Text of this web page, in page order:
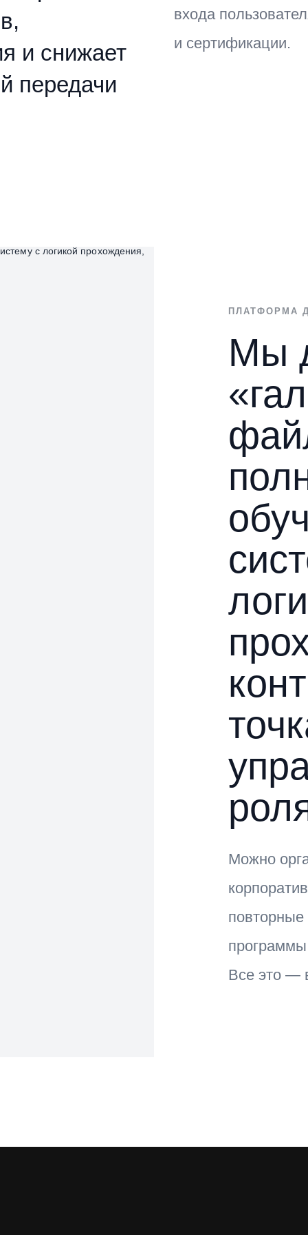
и снижает
передачи
входа
и сертификации.
ПЛАТФОРМА
Мы
Можно
повторные
Все это —